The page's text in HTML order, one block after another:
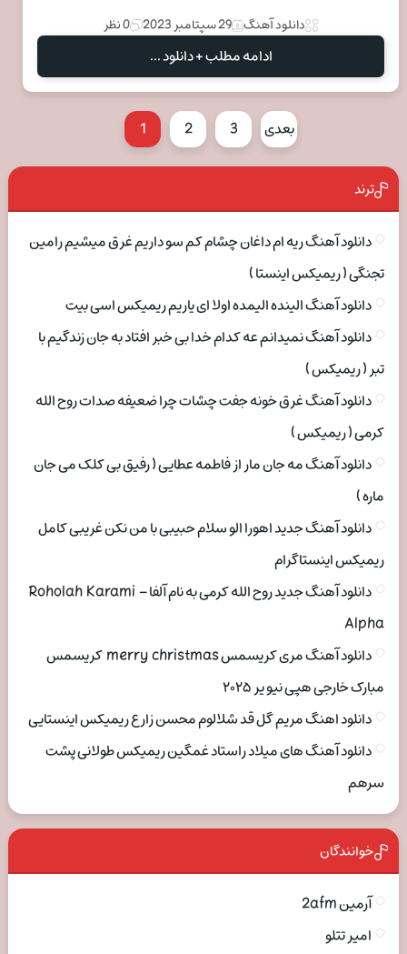
دانلود آهنگ 29 سپتامبر 2023 0 نظر
ادامه مطلب + دانلود ...
1 2 3 بعدی
ترند
دانلود آهنگ ریه ام داغان چشام کم سو داریم غرق میشیم رامین
تجنگی ( ریمیکس اینستا )
دانلود آهنگ الینده الیمده اولا ای یاریم ریمیکس اسی بیت
دانلود آهنگ نمیدانم عه کدام خدا بی خبر افتاد به جان زندگیم با
تبر ( ریمیکس )
دانلود آهنگ غرق خونه جفت چشات چرا ضعیفه صدات روح الله
کرمی ( ریمیکس )
دانلود آهنگ مه جان مار از فاطمه عطایی ( رفیق بی کلک می جان
ماره )
دانلود آهنگ جدید اهورا الو سلام حبیبی با من نکن غریبی کامل
ریمیکس اینستاگرام
دانلود آهنگ جدید روح الله کرمی به نام آلفا Roholah Karami –
Alpha
دانلود آهنگ مری کریسمس merry christmas کریسمس
مبارک خارجی هپی نیو یر ۲۰۲۵
دانلود اهنگ مریم گل قد شلالوم محسن زارع ریمیکس اینستایی
دانلود آهنگ های میلاد راستاد غمگین ریمیکس طولانی پشت
سرهم
خوانندگان
آرمین 2afm
امیر تتلو